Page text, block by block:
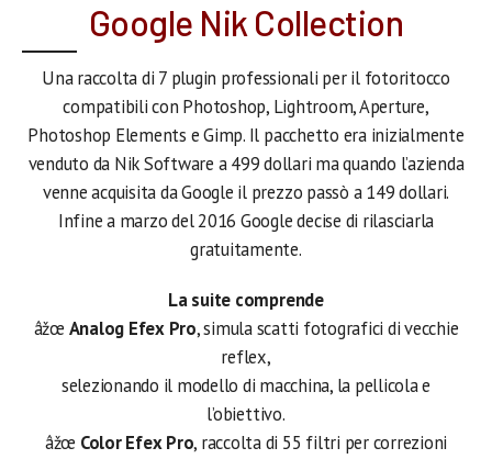
Google Nik Collection
Una raccolta di 7 plugin professionali per il fotoritocco
compatibili con Photoshop, Lightroom, Aperture,
Photoshop Elements e Gimp. Il pacchetto era inizialmente
venduto da Nik Software a 499 dollari ma quando l’azienda
venne acquisita da Google il prezzo passò a 149 dollari.
Infine a marzo del 2016 Google decise di rilasciarla
gratuitamente.
La suite comprende
âžœ Analog Efex Pro, simula scatti fotografici di vecchie
reflex,
selezionando il modello di macchina, la pellicola e
l’obiettivo.
âžœ Color Efex Pro, raccolta di 55 filtri per correzioni